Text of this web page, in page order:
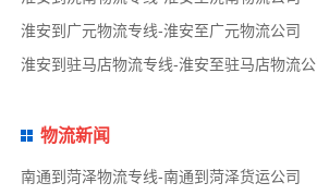
淮安到广元物流专线-淮安至广元物流公司
淮安到驻马店物流专线-淮安至驻马店物流公
物流新闻
南通到菏泽物流专线-南通到菏泽货运公司